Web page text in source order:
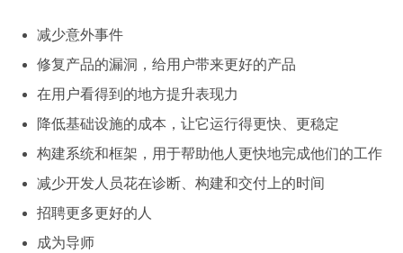
减少意外事件
修复产品的漏洞，给用户带来更好的产品
在用户看得到的地方提升表现力
降低基础设施的成本，让它运行得更快、更稳定
构建系统和框架，用于帮助他人更快地完成他们的工作
减少开发人员花在诊断、构建和交付上的时间
招聘更多更好的人
成为导师